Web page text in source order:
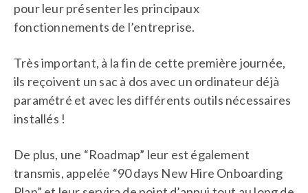
pour leur présenter les principaux
fonctionnements de l’entreprise.
Très important, à la fin de cette première journée,
ils reçoivent un sac à dos avec un ordinateur déjà
paramétré et avec les différents outils nécessaires
installés !
De plus, une “Roadmap” leur est également
transmis, appelée “90 days New Hire Onboarding